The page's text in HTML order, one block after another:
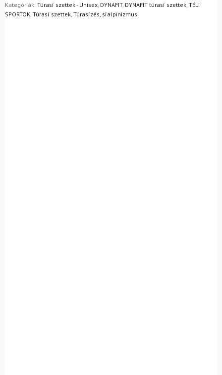
Mik a visszaküldés feltételei?
Kategóriák: Túrasí szettek - Unisex, DYNAFIT, DYNAFIT túrasí szettek, TÉLI
SPORTOK, Túrasí szettek, Túrasízés, síalpinizmus